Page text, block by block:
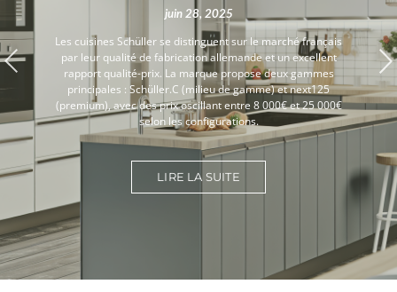
juin 28, 2025
Les cuisines Schüller se distinguent sur le marché français
par leur qualité de fabrication allemande et un excellent
rapport qualité-prix. La marque propose deux gammes
principales : Schüller.C (milieu de gamme) et next125
(premium), avec des prix oscillant entre 8 000€ et 25 000€
selon les configurations.
LIRE LA SUITE